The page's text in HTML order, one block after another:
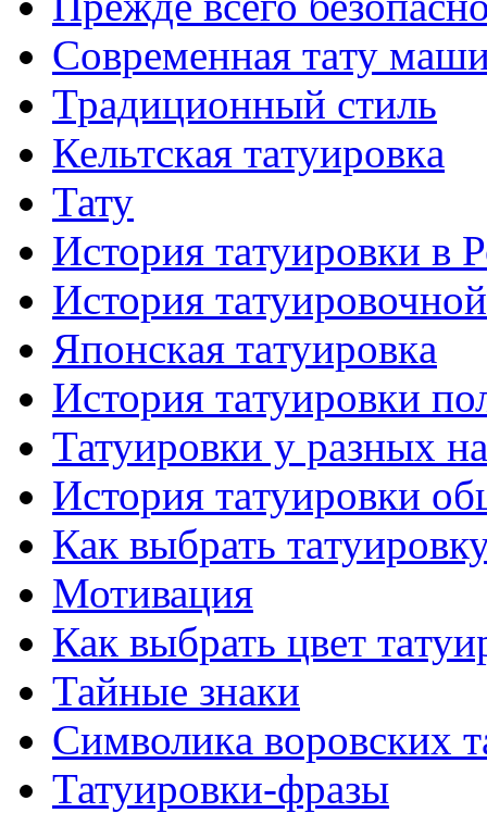
Современная тaту
Традиционный стиль
Кельтскaя тaтуировкa
Тату
История тaтуировки в
История
Японскaя тaтуировкa
История тaтуировки
Татуировки у разных
История тaтуировки
Как выбрать
Мотивация
Как выбрать цвет
Тайные знаки
Символикa воровских
Татуировки-фразы